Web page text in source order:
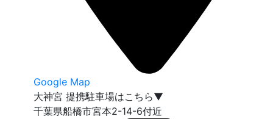
Google Map
大神宮 提携駐車場はこちら▼
千葉県船橋市宮本2-14-6付近